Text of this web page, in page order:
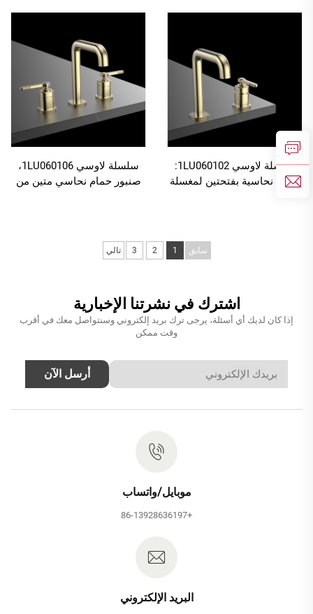
الحائط مع مجموعة دش مطر،
مع جميع التجهيزات الكاملة،
سلسلة لاوسي 1LU060102:
حنفية نحاسية بفتحتين لمغسلة
سلسلة لاوسي 1LU060106،
صنبور حمام نحاسي متين من
خلاط ماء، بلون ذهبي
سابق 1
2
3 تالي
اشترك في نشرتنا الإخبارية
إذا كان لديك أي أسئلة، يرجى ترك بريد إلكتروني وسنتواصل معك في أقرب
وقت ممكن
أرسل الآن
موبايل/واتساب
+86-13928636197
البريد الإلكتروني